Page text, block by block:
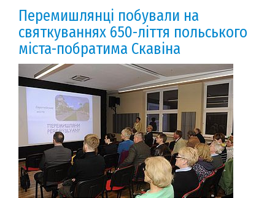
Перемишлянці побували на
святкуваннях 650-ліття польського
міста-побратима Скавіна